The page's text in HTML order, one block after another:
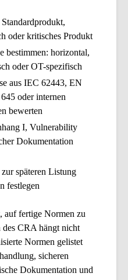
oder kritisches Produkt
bestimmen: horizontal,
oder OT-spezifisch
aus IEC 62443, EN
oder internen
bewerten
I, Vulnerability
Dokumentation
späteren Listung
festlegen
auf fertige Normen zu
CRA hängt nicht
Normen gelistet
sicheren
Dokumentation und